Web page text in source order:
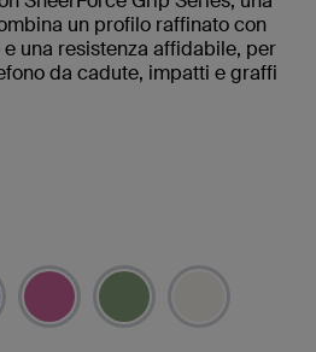
un profilo raffinato con
una resistenza affidabile, per
da cadute, impatti e graffi